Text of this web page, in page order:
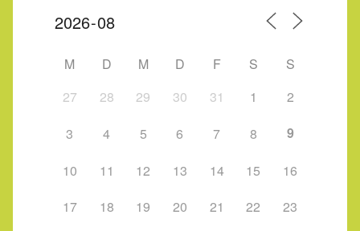
M D M D F S
S
27
28 29 30 31 1
2
3
4 5 6 7 8 9
10 11 12 13 14 15
16
17
18 19 20 21 22
23